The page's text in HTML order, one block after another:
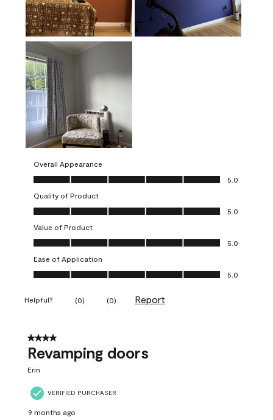
Overall Appearance
Overall Appearance, 5.0 out of 5
5.0
Quality of Product
Quality of Product, 5.0 out of 5
5.0
Value of Product
Value of Product, 5.0 out of 5
5.0
Ease of Application
Ease of Application, 5.0 out of 5
5.0
Helpful? (0) (0) Report
4 out of 5 stars.
Revamping doors
Erin
VERIFIED PURCHASER
9 months ago